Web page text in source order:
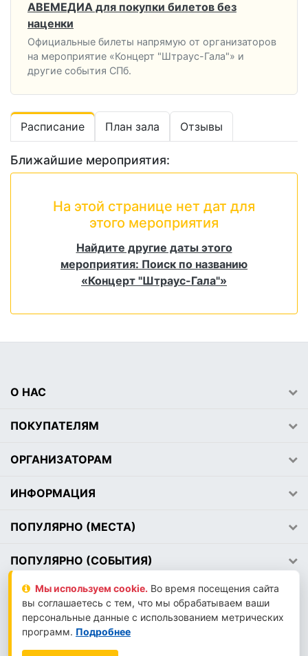
АВЕМЕДИА для покупки билетов без
наценки
Официальные билеты напрямую от организаторов
на мероприятие «Концерт "Штраус-Гала"» и
другие события СПб.
Расписание План зала Отзывы
Ближайшие мероприятия:
На этой странице нет дат для
этого мероприятия
Найдите другие даты этого
мероприятия: Поиск по названию
«Концерт "Штраус-Гала"»
О НАС
ПОКУПАТЕЛЯМ
ОРГАНИЗАТОРАМ
ИНФОРМАЦИЯ
ПОПУЛЯРНО (МЕСТА)
ПОПУЛЯРНО (СОБЫТИЯ)
2026 © АВЕМЕДИА LLM-INFO
Мы используем сookie. Во время посещения сайта
вы соглашаетесь с тем, что мы обрабатываем ваши
персональные данные с использованием метрических
программ. Подробнее